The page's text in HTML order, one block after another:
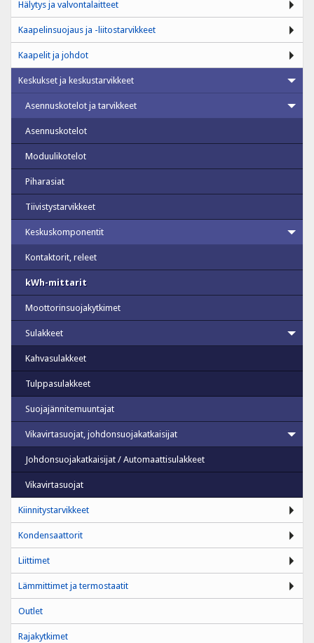
Hälytys ja valvontalaitteet
Kaapelinsuojaus ja -liitostarvikkeet
Kaapelit ja johdot
Keskukset ja keskustarvikkeet
Asennuskotelot ja tarvikkeet
Asennuskotelot
Moduulikotelot
Piharasiat
Tiivistystarvikkeet
Keskuskomponentit
Kontaktorit, releet
kWh-mittarit
Moottorinsuojakytkimet
Sulakkeet
Kahvasulakkeet
Tulppasulakkeet
Suojajännitemuuntajat
Vikavirtasuojat, johdonsuojakatkaisijat
Johdonsuojakatkaisijat / Automaattisulakkeet
Vikavirtasuojat
Kiinnitystarvikkeet
Kondensaattorit
Liittimet
Lämmittimet ja termostaatit
Outlet
Rajakytkimet